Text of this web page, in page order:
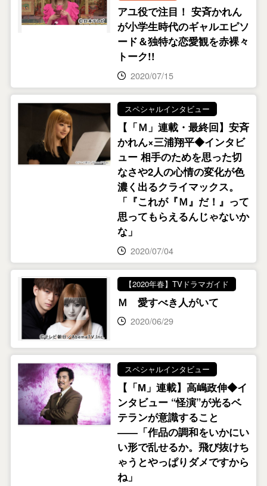
アユ役で注目！ 安斉かれん
が小学生時代のギャルエピソ
ード＆独特な恋愛観を赤裸々
トーク!!
2020/07/15
スペシャルインタビュー
【「Ｍ」連載・最終回】安斉
かれん×三浦翔平◆インタビ
ュー 相手のためを思った切
なさや2人の心情の変化が色
濃く出るクライマックス。
「『これが『Ｍ』だ！』って
思ってもらえるんじゃないか
な」
2020/07/04
【2020年春】TVドラマガイド
Ｍ 愛すべき人がいて
2020/06/29
スペシャルインタビュー
【「М」連載】高嶋政伸◆イ
ンタビュー “怪演”が光るベ
テランが意識すること
――「作品の調和をいかにい
い形で乱せるか。飛び抜けち
ゃうとやっぱりダメですから
ね」